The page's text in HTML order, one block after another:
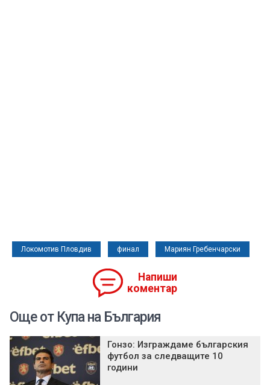
Локомотив Пловдив финал Мариян Гребенчарски
Напиши
коментар
Още от Купа на България
Гонзо: Изграждаме българския
футбол за следващите 10
години